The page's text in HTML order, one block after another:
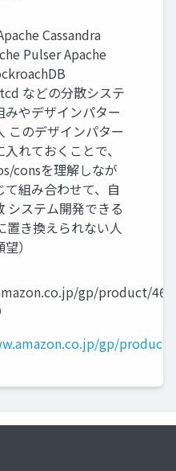
Cassandra
Pulser Apache
などの分散システ
みやデザインパター
このデザインパター
れておくことで、
consを理解しなが
て組み合わせて、自
システム開発できる
置き換えられない人
）
gp/product/
gp/product/